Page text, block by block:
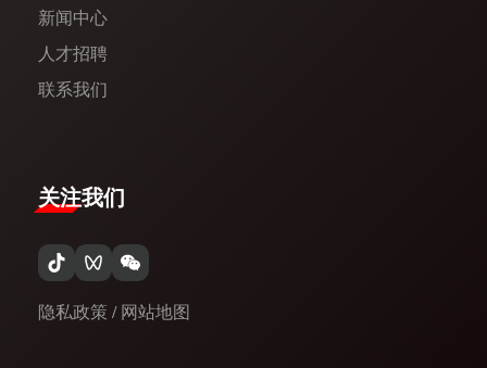
新闻中心​
人才招聘
联系我们
关注我们
隐私政策 / 网站地图